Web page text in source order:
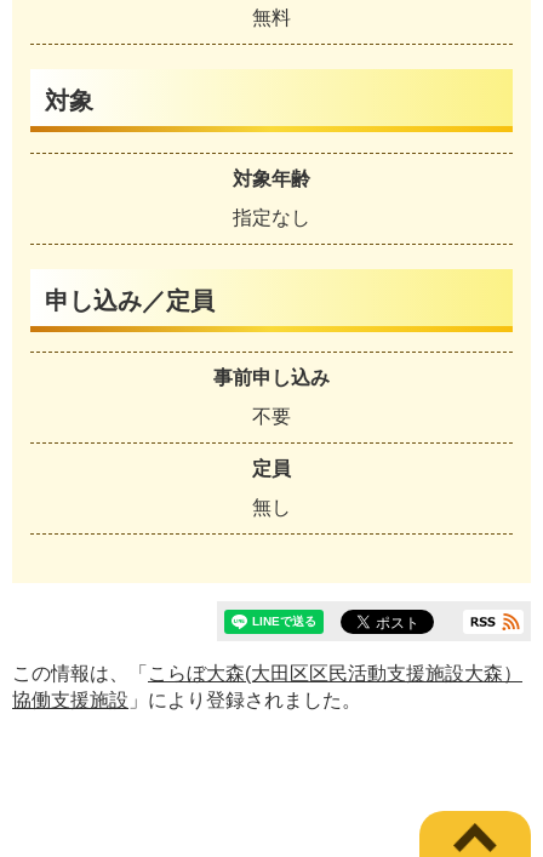
無料
対象
対象年齢
指定なし
申し込み／定員
事前申し込み
不要
定員
無し
この情報は、「 こらぼ大森(大田区区民活動支援施設大森）
協働支援施設 」により登録されました。